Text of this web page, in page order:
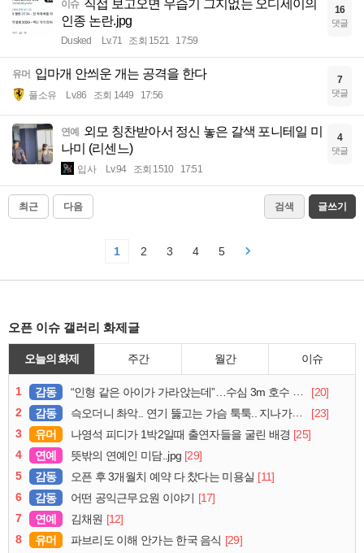
이슈 직접 보고오면 우습기 그지없는 오디세이의
인종 논란.jpg
Dusked Lv.71 조회 1521 17:59
16
댓글
유머 입마개 안씌운 개는 공격을 한다
풀소유 Lv.86 조회 1449 17:56
7
댓글
연예
외모 칭찬받아서 정신 놓은 갈색 포니테일 미
나미 (리센느)
입사 Lv.94 조회 1510 17:51
4
댓글
최근 다음 검색 글쓰기
1 2 3 4 5
오픈 이슈 갤러리 화제글
오늘의 화제 주간 월간 이슈
1 감동 “인형 같은 아이가 가라앉는데”…수심 3m 호수 뛰어든 60대 의인
[20]
2
감동 슥오더니 촤악.. 연기 뚫고는 가슴 툭툭.. 지나가던 아재의 정체
[23]
3
유머 나영석 피디가 1박2일때 출연자들을 굴린 배경 [25]
4
연예 뜻밖의 연예인 미담..jpg [29]
5
감동 오픈 후 3개월치 예약 다 찼다는 미용실 [11]
6
감동 어떤 공익근무요원 이야기 [17]
7
연예 김채원 [12]
8
유머 파브리도 이해 안가는 한국 음식 [29]